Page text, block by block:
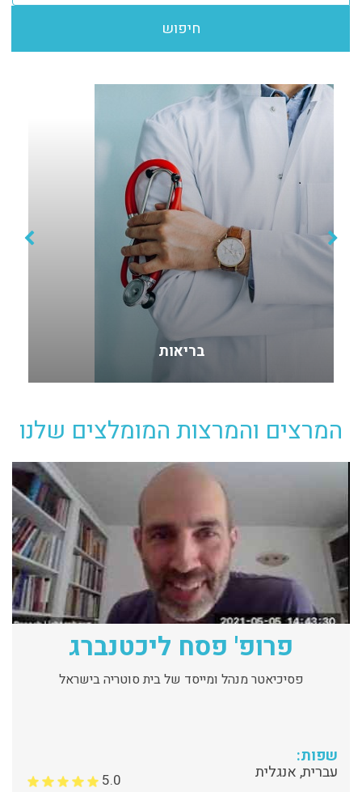
חיפוש
כלכלה וניהול
המרצים והמרצות המומלצים שלנו
פרופ' פסח ליכטנברג
פסיכיאטר מנהל ומייסד של בית סוטריה בישראל
שפות:
עברית, אנגלית 5.0